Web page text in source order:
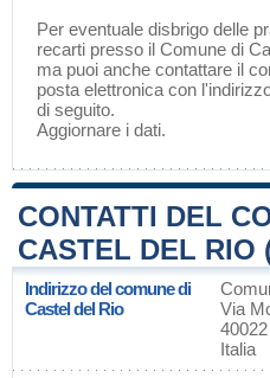
Per eventuale disbrigo delle
recarti presso il Comune di
ma puoi anche contattare il
posta elettronica con
di seguito.
Aggiornare i dati.
CONTATTI DEL
CASTEL DEL RIO
Indirizzo del comune di
Castel del Rio
Via
Italia